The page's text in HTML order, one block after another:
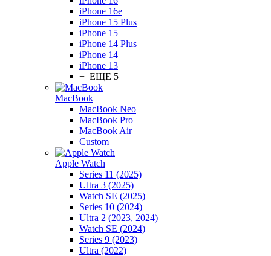
iPhone 16e
iPhone 15 Plus
iPhone 15
iPhone 14 Plus
iPhone 14
iPhone 13
+ ЕЩЕ 5
MacBook
MacBook Neo
MacBook Pro
MacBook Air
Custom
Apple Watch
Series 11 (2025)
Ultra 3 (2025)
Watch SE (2025)
Series 10 (2024)
Ultra 2 (2023, 2024)
Watch SE (2024)
Series 9 (2023)
Ultra (2022)